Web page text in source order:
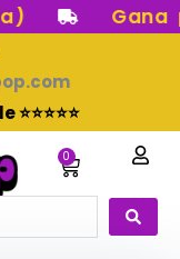
Gana
0
Carrito